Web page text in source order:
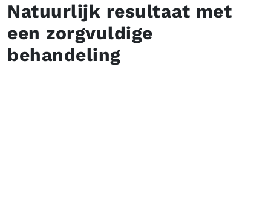
Natuurlijk resultaat met
een zorgvuldige
behandeling